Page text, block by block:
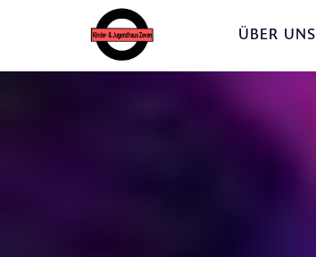
ÜBER UNS